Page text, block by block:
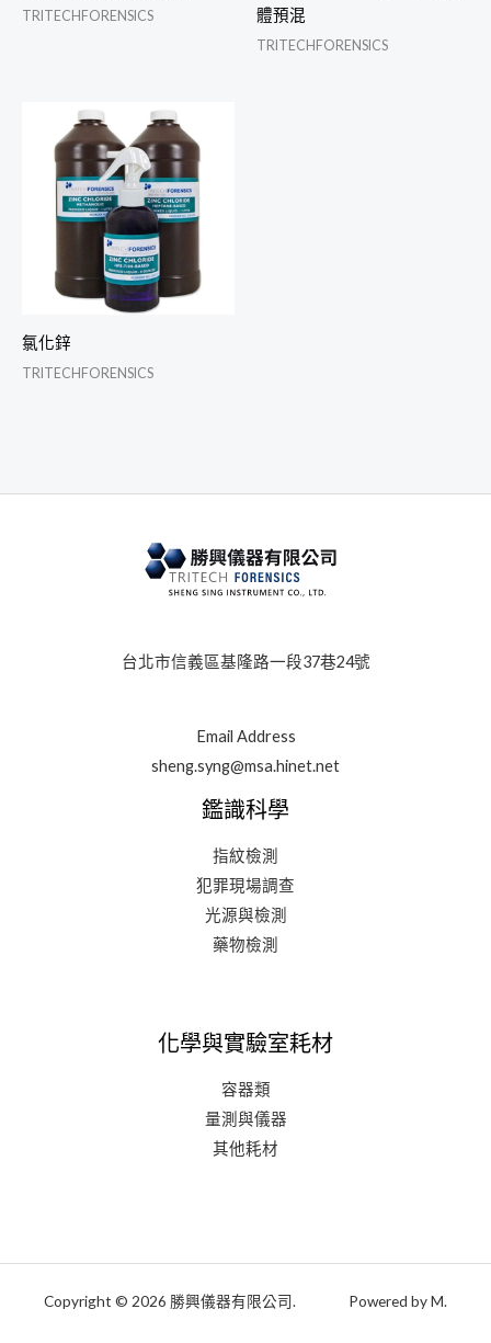
TRITECHFORENSICS
體預混
TRITECHFORENSICS
氯化鋅
TRITECHFORENSICS
台北市信義區基隆路一段37巷24號
Email Address
sheng.syng@msa.hinet.net
鑑識科學
指紋檢測
犯罪現場調查
光源與檢測
藥物檢測
化學與實驗室耗材
容器類
量測與儀器
其他耗材
Copyright © 2026 勝興儀器有限公司. Powered by M.